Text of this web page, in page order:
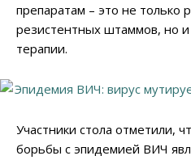
препаратам – это не только
резистентных штаммов, но
терапии.
Участники стола отметили,
борьбы с эпидемией ВИЧ